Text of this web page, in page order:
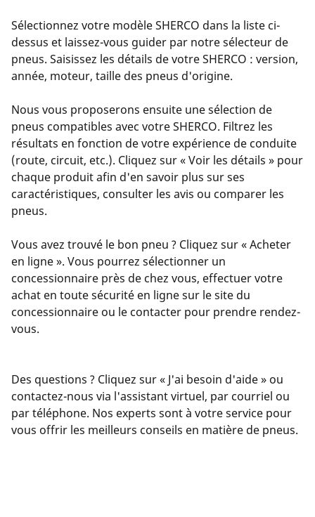
Sélectionnez votre modèle SHERCO dans la liste ci-
dessus et laissez-vous guider par notre sélecteur de
pneus. Saisissez les détails de votre SHERCO : version,
année, moteur, taille des pneus d'origine.
Nous vous proposerons ensuite une sélection de
pneus compatibles avec votre SHERCO. Filtrez les
résultats en fonction de votre expérience de conduite
(route, circuit, etc.). Cliquez sur « Voir les détails » pour
chaque produit afin d'en savoir plus sur ses
caractéristiques, consulter les avis ou comparer les
pneus.
Vous avez trouvé le bon pneu ? Cliquez sur « Acheter
en ligne ». Vous pourrez sélectionner un
concessionnaire près de chez vous, effectuer votre
achat en toute sécurité en ligne sur le site du
concessionnaire ou le contacter pour prendre rendez-
vous.
Des questions ? Cliquez sur « J'ai besoin d'aide » ou
contactez-nous via l'assistant virtuel, par courriel ou
par téléphone. Nos experts sont à votre service pour
vous offrir les meilleurs conseils en matière de pneus.